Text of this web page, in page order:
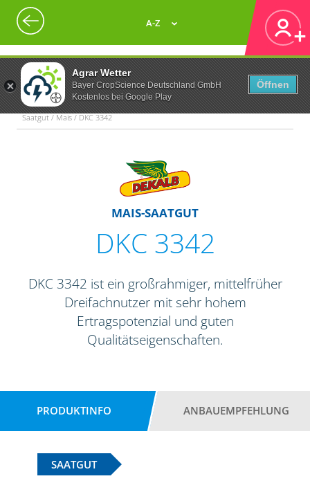
Agrar Wetter
Bayer CropScience Deutschland GmbH
Kostenlos bei Google Play
Öffnen
A-Z
Saatgut / Mais / DKC 3342
MAIS-SAATGUT
DKC 3342
DKC 3342 ist ein großrahmiger, mittelfrüher
Dreifachnutzer mit sehr hohem
Ertragspotenzial und guten
Qualitätseigenschaften.
PRODUKTINFO ANBAUEMPFEHLUNG
SAATGUT